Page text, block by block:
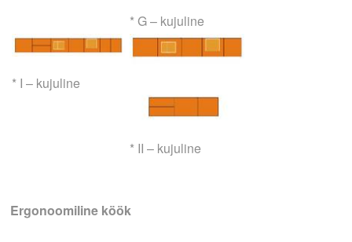
* G – kujuline
* I – kujuline
* II – kujuline
Ergonoomiline köök